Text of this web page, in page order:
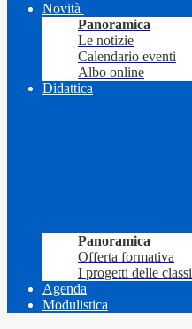
Novità
Panoramica
Le notizie
Calendario eventi
Albo online
Didattica
Panoramica
Offerta formativa
I progetti delle classi
Agenda
Modulistica